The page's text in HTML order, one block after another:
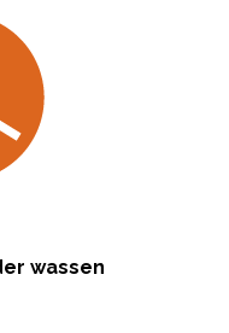
wassen